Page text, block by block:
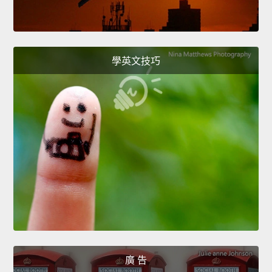
學英文技巧
廣 告